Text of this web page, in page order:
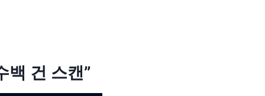
백 건 스캔”